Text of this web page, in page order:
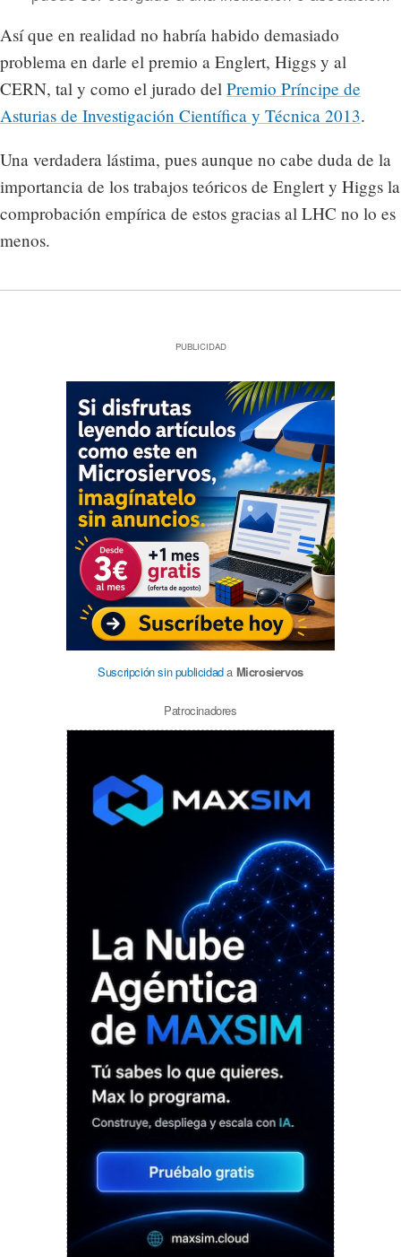
Así que en realidad no habría habido demasiado
problema en darle el premio a Englert, Higgs y al
CERN, tal y como el jurado del Premio Príncipe de
Asturias de Investigación Científica y Técnica 2013.
Una verdadera lástima, pues aunque no cabe duda de la
importancia de los trabajos teóricos de Englert y Higgs la
comprobación empírica de estos gracias al LHC no lo es
menos.
PUBLICIDAD
Suscripción sin publicidada Microsiervos
Patrocinadores